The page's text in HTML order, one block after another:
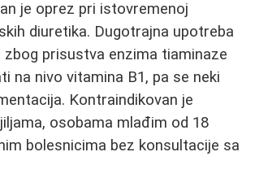
je oprez pri istovremenoj
diuretika. Dugotrajna upotreba
zbog prisustva enzima tiaminaze
na nivo vitamina B1, pa se neki
Kontraindikovan je
osobama mlađim od 18
bolesnicima bez konsultacije sa